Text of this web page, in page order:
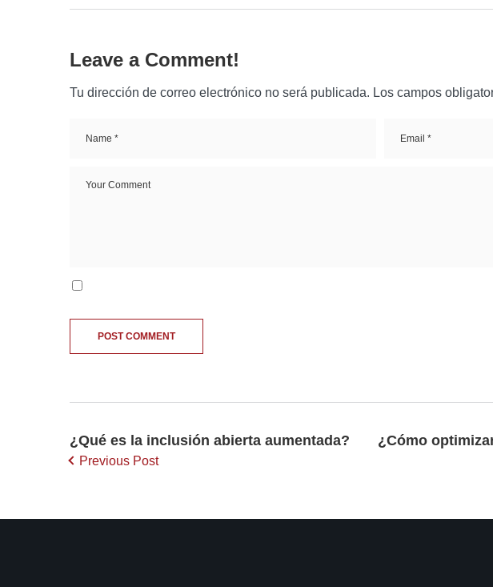
Leave a Comment!
Tu dirección de correo electrónico no será publicada. Los campos
¿Qué es la inclusión abierta aumentada?
Previous Post
¿Cómo